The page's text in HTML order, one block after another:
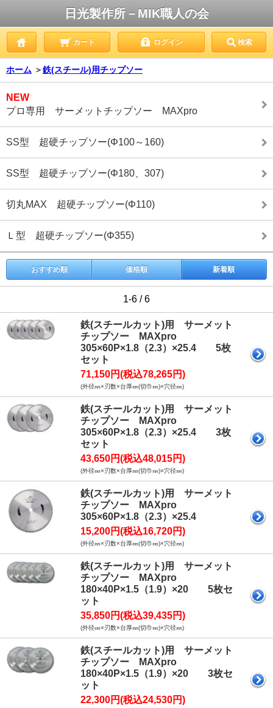
日光製作所－MIK職人の会
カート ログイン 検索
ホーム ＞鉄(スチール)用チップソー
NEW
プロ専用 サーメットチップソー MAXpro
SS型 超硬チップソー(Φ100～160)
SS型 超硬チップソー(Φ180、307)
切丸MAX 超硬チップソー(Φ110)
Ｌ型 超硬チップソー(Φ355)
おすすめ順 価格順 新着順
1-6 / 6
鉄(スチールカット)用 サーメット
チップソー MAXpro
305×60P×1.8（2.3）×25.4 5枚
セット
71,150円(税込78,265円)
(外径㎜×刃数×台厚㎜(切巾㎜)×穴径㎜)
鉄(スチールカット)用 サーメット
チップソー MAXpro
305×60P×1.8（2.3）×25.4 3枚
セット
43,650円(税込48,015円)
(外径㎜×刃数×台厚㎜(切巾㎜)×穴径㎜)
鉄(スチールカット)用 サーメット
チップソー MAXpro
305×60P×1.8（2.3）×25.4
15,200円(税込16,720円)
(外径㎜×刃数×台厚㎜(切巾㎜)×穴径㎜)
鉄(スチールカット)用 サーメット
チップソー MAXpro
180×40P×1.5（1.9）×20 5枚セ
ット
35,850円(税込39,435円)
(外径㎜×刃数×台厚㎜(切巾㎜)×穴径㎜)
鉄(スチールカット)用 サーメット
チップソー MAXpro
180×40P×1.5（1.9）×20 3枚セ
ット
22,300円(税込24,530円)